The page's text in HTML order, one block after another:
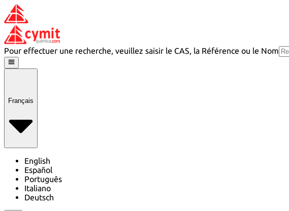
Pour effectuer une recherche, veuillez saisir le CAS, la Référence ou le Nom
Français
English
Español
Português
Italiano
Deutsch